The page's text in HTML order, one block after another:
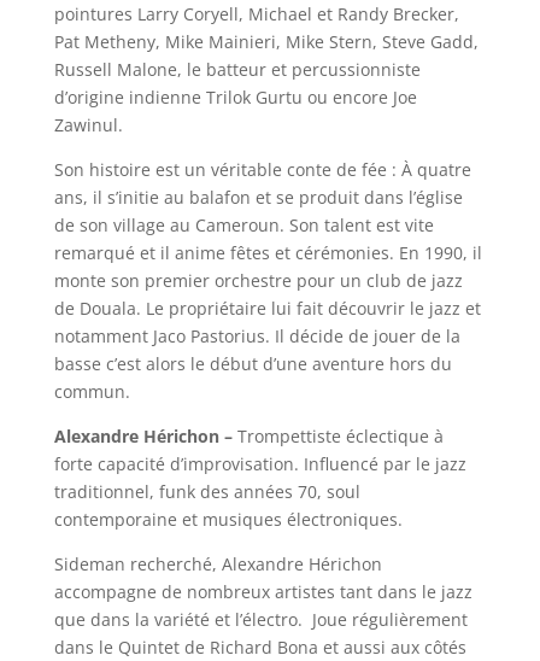
pointures Larry Coryell, Michael et Randy Brecker,
Pat Metheny, Mike Mainieri, Mike Stern, Steve Gadd,
Russell Malone, le batteur et percussionniste
d’origine indienne Trilok Gurtu ou encore Joe
Zawinul.
Son histoire est un véritable conte de fée : À quatre
ans, il s’initie au balafon et se produit dans l’église
de son village au Cameroun. Son talent est vite
remarqué et il anime fêtes et cérémonies. En 1990, il
monte son premier orchestre pour un club de jazz
de Douala. Le propriétaire lui fait découvrir le jazz et
notamment Jaco Pastorius. Il décide de jouer de la
basse c’est alors le début d’une aventure hors du
commun.
Alexandre Hérichon – Trompettiste éclectique à
forte capacité d’improvisation. Influencé par le jazz
traditionnel, funk des années 70, soul
contemporaine et musiques électroniques.
Sideman recherché, Alexandre Hérichon
accompagne de nombreux artistes tant dans le jazz
que dans la variété et l’électro. Joue régulièrement
dans le Quintet de Richard Bona et aussi aux côtés